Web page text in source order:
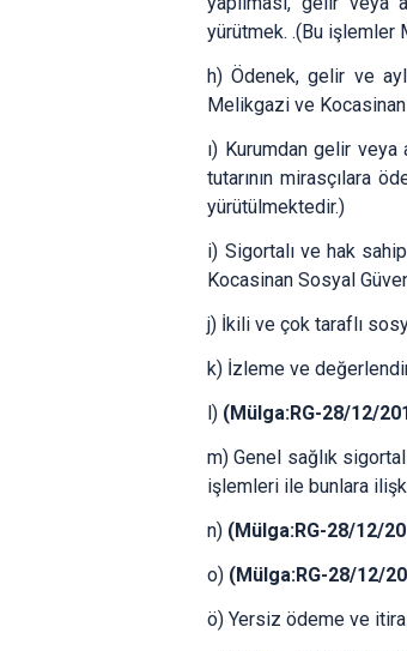
yürütmek. .(Bu
h) Ödenek, gelir ve
Melikgazi ve
ı) Kurumdan gelir veya
tutarının mirasçılara
yürütülmektedir.)
i) Sigortalı ve hak
Kocasinan Sosyal
j) İkili ve çok taraflı
k) İzleme ve
l) (Mülga:RG-28/12/
m) Genel sağlık
işlemleri ile bunlara
n) (Mülga:RG-28/12/
o) (Mülga:RG-28/12/
ö) Yersiz ödeme ve